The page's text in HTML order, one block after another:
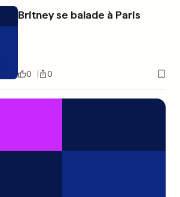
Britney se balade à Paris
0 0